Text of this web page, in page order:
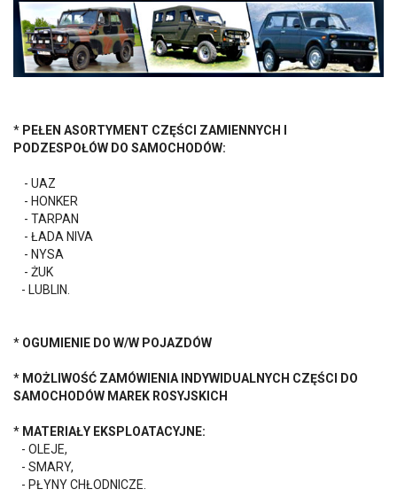
* PEŁEN ASORTYMENT CZĘŚCI ZAMIENNYCH I
PODZESPOŁÓW DO SAMOCHODÓW:
- UAZ
- HONKER
- TARPAN
- ŁADA NIVA
- NYSA
- ŻUK
- LUBLIN.
* OGUMIENIE DO W/W POJAZDÓW
* MOŻLIWOŚĆ ZAMÓWIENIA INDYWIDUALNYCH CZĘŚCI DO
SAMOCHODÓW MAREK ROSYJSKICH
* MATERIAŁY EKSPLOATACYJNE:
- OLEJE,
- SMARY,
- PŁYNY CHŁODNICZE.